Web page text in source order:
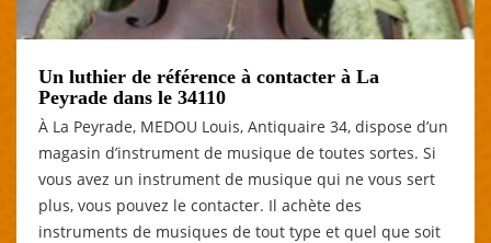
Un luthier de référence à contacter à La
Peyrade dans le 34110
À La Peyrade, MEDOU Louis, Antiquaire 34, dispose d’un
magasin d’instrument de musique de toutes sortes. Si
vous avez un instrument de musique qui ne vous sert
plus, vous pouvez le contacter. Il achète des
instruments de musiques de tout type et quel que soit